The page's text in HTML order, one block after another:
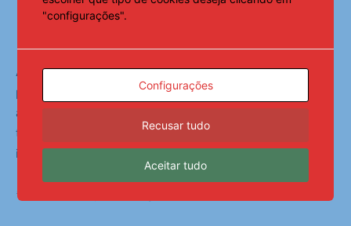
Além da repressão penal, o projeto contém medidas de
proteção às vítimas. O texto prevê que crianças e
adolescentes vítimas ou testemunhas de violência sexual
terão direito a atendimento psicológico e psicossocial
individual, especializado, contínuo e integral.
*Com informações da Agência Senado.
"configurações".
Configurações
Recusar tudo
Aceitar tudo